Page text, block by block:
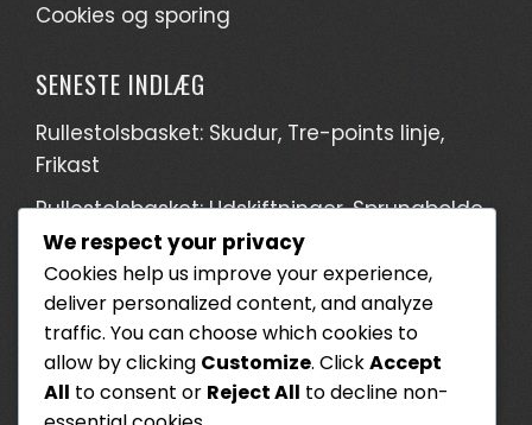
Cookies og sporing
SENESTE INDLÆG
Rullestolsbasket: Skudur, Tre-points linje,
Frikast
Rullestolsbasket: Udskiftninger, Sprungbolde,
Ude af spillet
Kørestolsbasket: Spilformater, Blandede hold,
Liga variationer
Kørestolsbasket: Regelopdateringer,
Historiske ændringer, Regelfortolkninger
We respect your privacy
Cookies help us improve your experience,
deliver personalized content, and analyze
traffic. You can choose which cookies to
allow by clicking Customize. ClickAccept
All to consent or Reject All to decline non-